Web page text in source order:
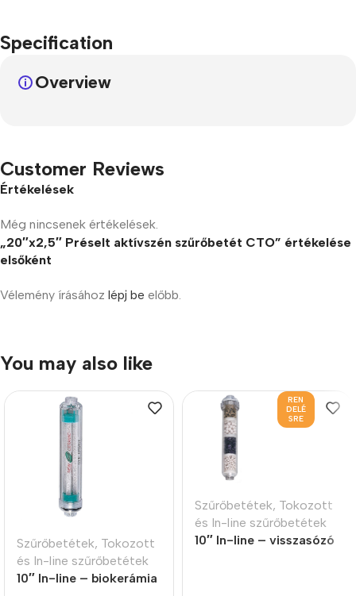
Specification
Overview
Customer Reviews
Értékelések
Még nincsenek értékelések.
„20″x2,5″ Préselt aktívszén szűrőbetét CTO” értékelése
elsőként
Vélemény írásához lépj be előbb.
You may also like
Szűrőbetétek, Tokozott
és In-line szűrőbetétek
10″ In-line – biokerámia
REN
DELÉ
SRE
Szűrőbetétek, Tokozott
és In-line szűrőbetétek
10″ In-line – visszasózó